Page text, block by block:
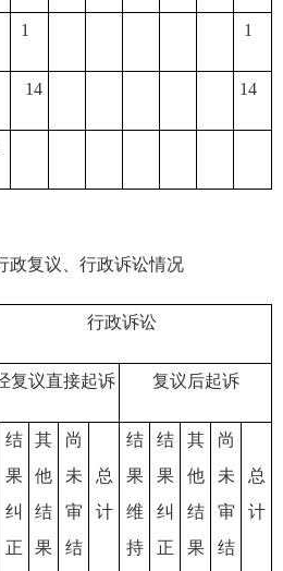
1 1
14 14
政复议、行政诉讼情况
行政诉讼
复议直接起诉 复议后起诉
结
果
纠
正
其
他
结
果
尚
未
审
结
总
计
结
果
维
持
结
果
纠
正
其
他
结
果
尚
未
审
结
总
计